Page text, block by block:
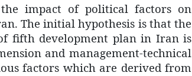
impact of political factors on
The initial hypothesis is that the
fifth development plan in Iran is
and management-technical
factors which are derived from